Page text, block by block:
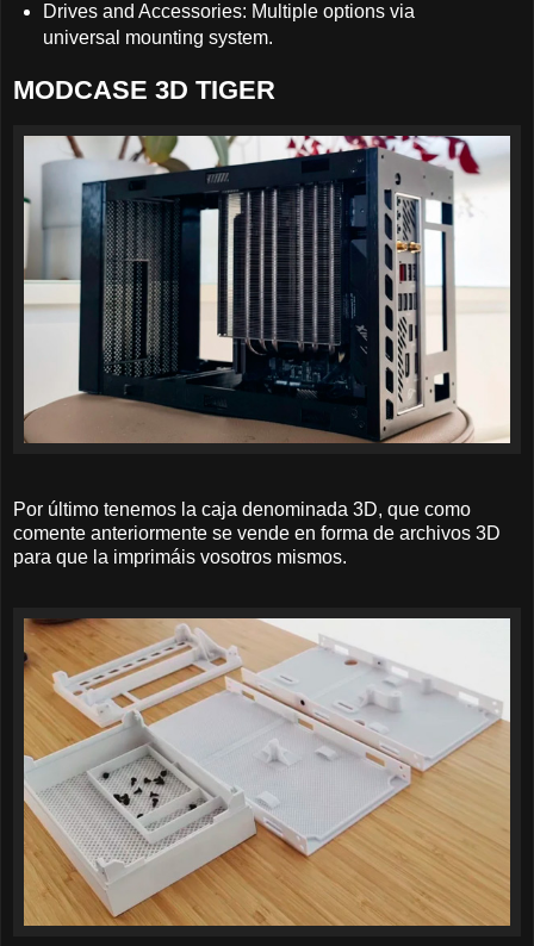
Drives and Accessories: Multiple options via
universal mounting system.
MODCASE 3D TIGER
Por último tenemos la caja denominada 3D, que como
comente anteriormente se vende en forma de archivos 3D
para que la imprimáis vosotros mismos.